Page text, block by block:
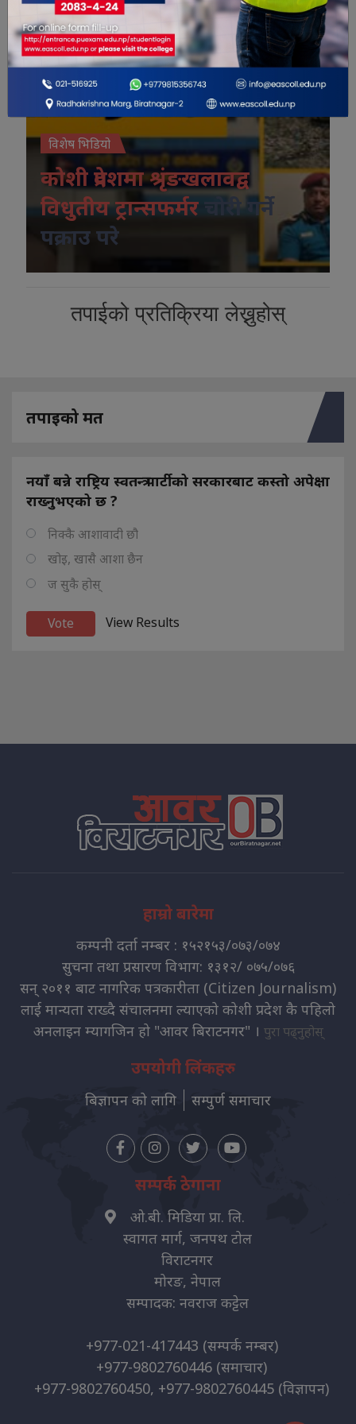
विशेष भिडियो
कोशी प्रदेशमा श्रृंङखलावद्व
विधुतीय ट्रान्सफर्मर
चोरी गर्ने
पक्राउ परे
तपाईको प्रतिक्रिया लेख्नुहोस्
तपाइको मत
नयाँ बन्ने राष्ट्रिय स्वतन्त्र पार्टीको सरकारबाट कस्तो अपेक्षा
राख्नुभएको छ ?
निक्कै आशावादी छौ
खोइ, खासै आशा छैन
ज सुकै होस्
View Results
हाम्रो बारेमा
कम्पनी दर्ता नम्बर : १५२१५३/०७३/०७४
सुचना तथा प्रसारण विभाग: १३१२/ ०७५/०७६
सन् २०११ बाट नागरिक पत्रकारीता (Citizen Journalism)
लाई मान्यता राख्दै संचालनमा ल्याएको कोशी प्रदेश कै पहिलो
अनलाइन म्यागजिन हो "आवर बिराटनगर" । पुरा पढ्नुहोस्
उपयोगी लिंकहरु
बिज्ञापन को लागि सम्पुर्ण समाचार
सम्पर्क ठेगाना
ओ.बी. मिडिया प्रा. लि.
स्वागत मार्ग, जनपथ टोल
विराटनगर
मोरङ, नेपाल
सम्पादक: नवराज कट्टेल
+977-021-417443 (सम्पर्क नम्बर)
+977-9802760446 (समाचार)
+977-9802760450, +977-9802760445 (विज्ञापन)